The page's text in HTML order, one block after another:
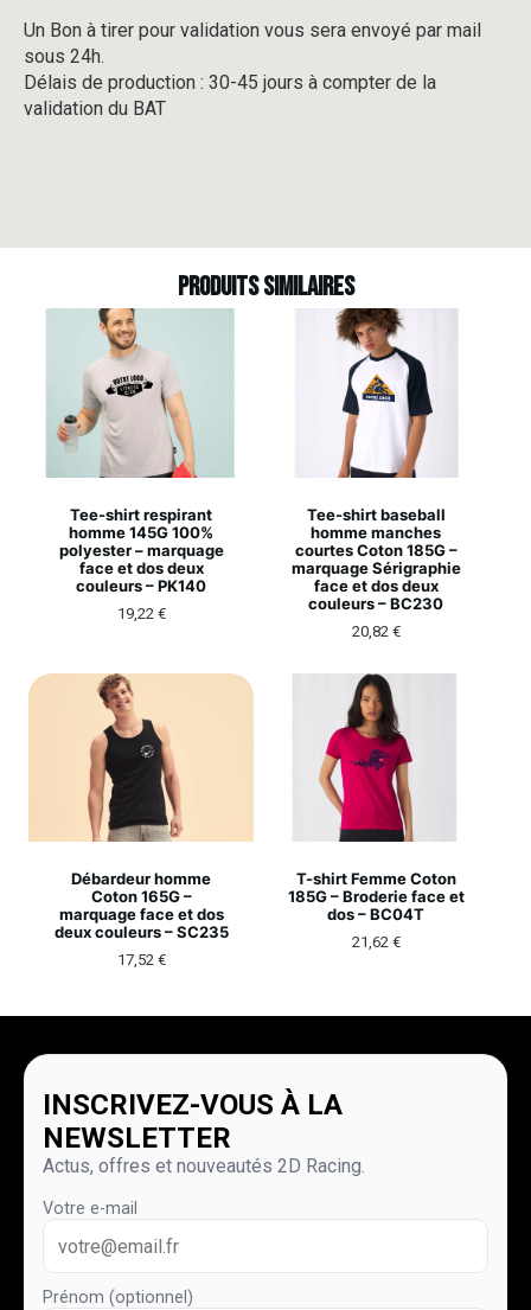
Un Bon à tirer pour validation vous sera envoyé par mail
sous 24h.
Délais de production : 30-45 jours à compter de la
validation du BAT
Produits similaires
Tee-shirt respirant
homme 145G 100%
polyester – marquage
face et dos deux
couleurs – PK140
19,22 €
Tee-shirt baseball
homme manches
courtes Coton 185G –
marquage Sérigraphie
face et dos deux
couleurs – BC230
20,82 €
Débardeur homme
Coton 165G –
marquage face et dos
deux couleurs – SC235
17,52 €
T-shirt Femme Coton
185G – Broderie face et
dos – BC04T
21,62 €
INSCRIVEZ-VOUS À LA
NEWSLETTER
Actus, offres et nouveautés 2D Racing.
Votre e-mail
Prénom (optionnel)